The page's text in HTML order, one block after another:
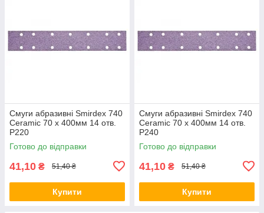
Смуги абразивні Smirdex 740
Ceramic 70 x 400мм 14 отв.
P220
Готово до відправки
41,10 ₴ 51,40 ₴
Купити
Смуги абразивні Smirdex 740
Ceramic 70 x 400мм 14 отв.
P240
Готово до відправки
41,10 ₴ 51,40 ₴
Купити